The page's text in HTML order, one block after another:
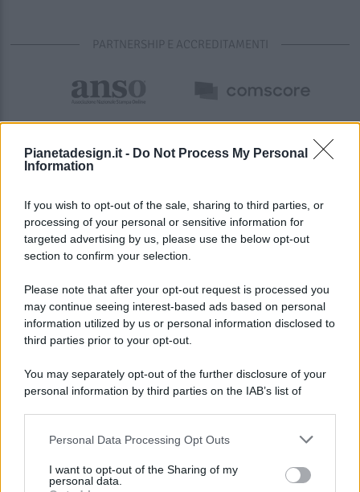
Pianetadesign.it - Do Not Process My Personal
Information
If you wish to opt-out of the sale, sharing to third parties, or
processing of your personal or sensitive information for
targeted advertising by us, please use the below opt-out
section to confirm your selection.
Please note that after your opt-out request is processed you
may continue seeing interest-based ads based on personal
information utilized by us or personal information disclosed to
third parties prior to your opt-out.
You may separately opt-out of the further disclosure of your
personal information by third parties on the IAB’s list of
This information may also be disclosed by us to third parties
disclose it to other third parties.
Personal Data Processing Opt Outs
I want to opt-out of the Sharing of my
personal data.
PARTNERSHIP E ACCREDITAMENTI
© 2026 - Pianeta Design - P.IVA 04827280654 - Testata
Registrata Al Tribunale Di Nocera Inferiore N. 8/2020 - RG N.
ISCRIZIONE AL ROC N. 35792 – ISCRITTA ALL’ANSO
(ASSOCIAZIONE NAZIONALE STAMPA ONLINE)
PREFERENZE PRIVACY